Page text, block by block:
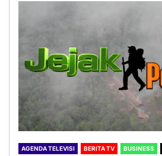
AGENDA TELEVISI BERITA TV BUSINESS